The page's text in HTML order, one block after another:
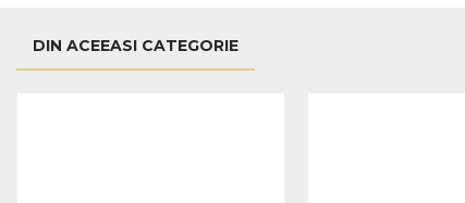
DIN ACEEASI CATEGORIE